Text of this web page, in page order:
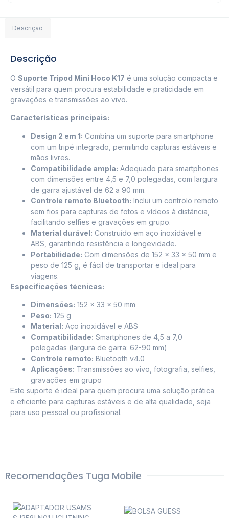
Descrição
Descrição
O Suporte Tripod Mini Hoco K17 é uma solução compacta e
versátil para quem procura estabilidade e praticidade em
gravações e transmissões ao vivo.
Características principais:
Design 2 em 1: Combina um suporte para smartphone
com um tripé integrado, permitindo capturas estáveis e
mãos livres.
Compatibilidade ampla: Adequado para smartphones
com dimensões entre 4,5 e 7,0 polegadas, com largura
de garra ajustável de 62 a 90 mm.
Controle remoto Bluetooth: Inclui um controlo remoto
sem fios para capturas de fotos e vídeos à distância,
facilitando selfies e gravações em grupo.
Material durável: Construído em aço inoxidável e
ABS, garantindo resistência e longevidade.
Portabilidade: Com dimensões de 152 x 33 x 50 mm e
peso de 125 g, é fácil de transportar e ideal para
viagens.
Especificações técnicas:
Dimensões: 152 x 33 x 50 mm
Peso: 125 g
Material: Aço inoxidável e ABS
Compatibilidade: Smartphones de 4,5 a 7,0
polegadas (largura de garra: 62-90 mm)
Controle remoto: Bluetooth v4.0
Aplicações: Transmissões ao vivo, fotografia, selfies,
gravações em grupo
Este suporte é ideal para quem procura uma solução prática
e eficiente para capturas estáveis e de alta qualidade, seja
para uso pessoal ou profissional.
Recomendações Tuga Mobile